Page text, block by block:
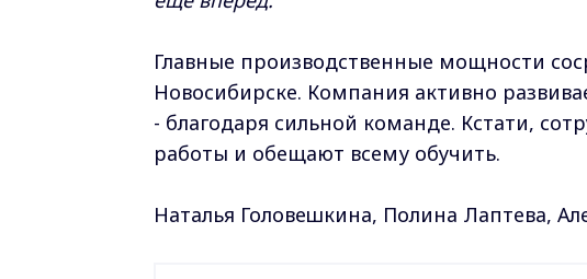
Главные производственные мощности
Новосибирске. Компания активно
- благодаря сильной команде. Кстати,
работы и обещают всему обучить.
Наталья Головешкина, Полина Лаптева,